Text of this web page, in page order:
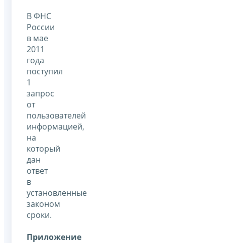
В ФНС
России
в мае
2011
года
поступил
1
запрос
от
пользователей
информацией,
на
который
дан
ответ
в
установленные
законом
сроки.
Приложение